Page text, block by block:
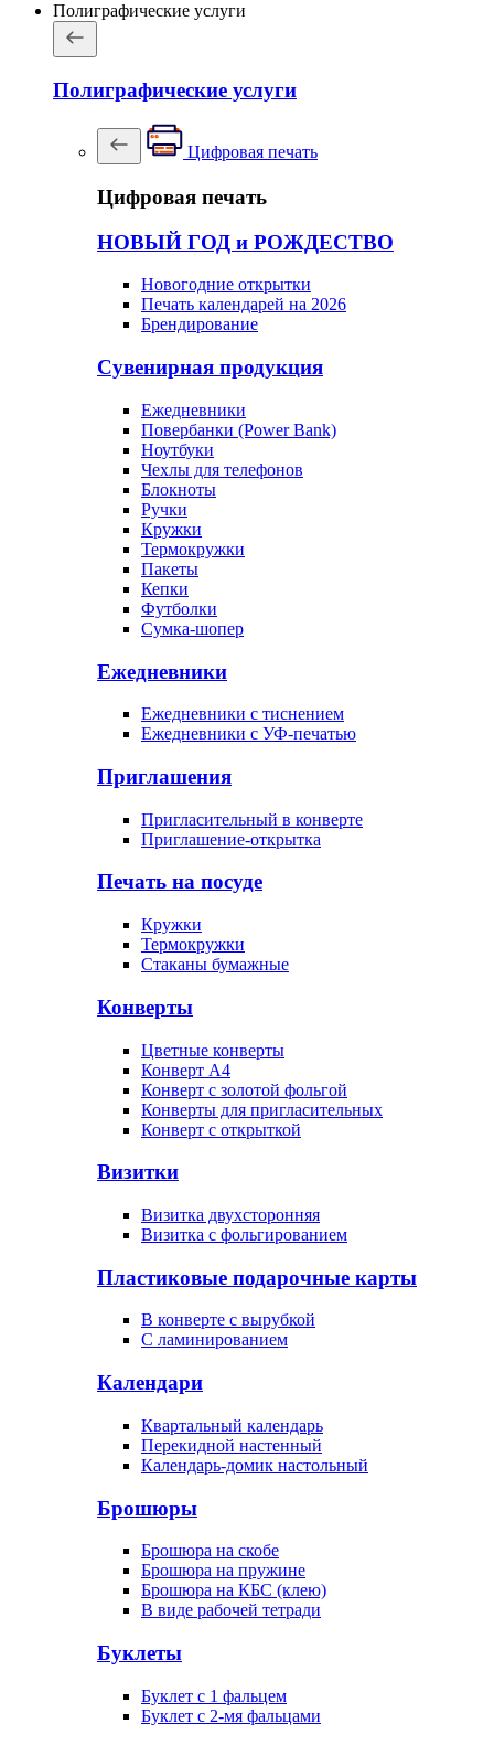
Полиграфические услуги
Полиграфические услуги
Цифровая печать
Цифровая печать
НОВЫЙ ГОД и РОЖДЕСТВО
Новогодние открытки
Печать календарей на 2026
Брендирование
Сувенирная продукция
Ежедневники
Повербанки (Power Bank)
Ноутбуки
Чехлы для телефонов
Блокноты
Ручки
Кружки
Термокружки
Пакеты
Кепки
Футболки
Сумка-шопер
Ежедневники
Ежедневники с тиснением
Ежедневники с УФ-печатью
Приглашения
Пригласительный в конверте
Приглашение-открытка
Печать на посуде
Кружки
Термокружки
Стаканы бумажные
Конверты
Цветные конверты
Конверт А4
Конверт с золотой фольгой
Конверты для пригласительных
Конверт с открыткой
Визитки
Визитка двухсторонняя
Визитка с фольгированием
Пластиковые подарочные карты
В конверте с вырубкой
С ламинированием
Календари
Квартальный календарь
Перекидной настенный
Календарь-домик настольный
Брошюры
Брошюра на скобе
Брошюра на пружине
Брошюра на КБС (клею)
В виде рабочей тетради
Буклеты
Буклет с 1 фальцем
Буклет с 2-мя фальцами